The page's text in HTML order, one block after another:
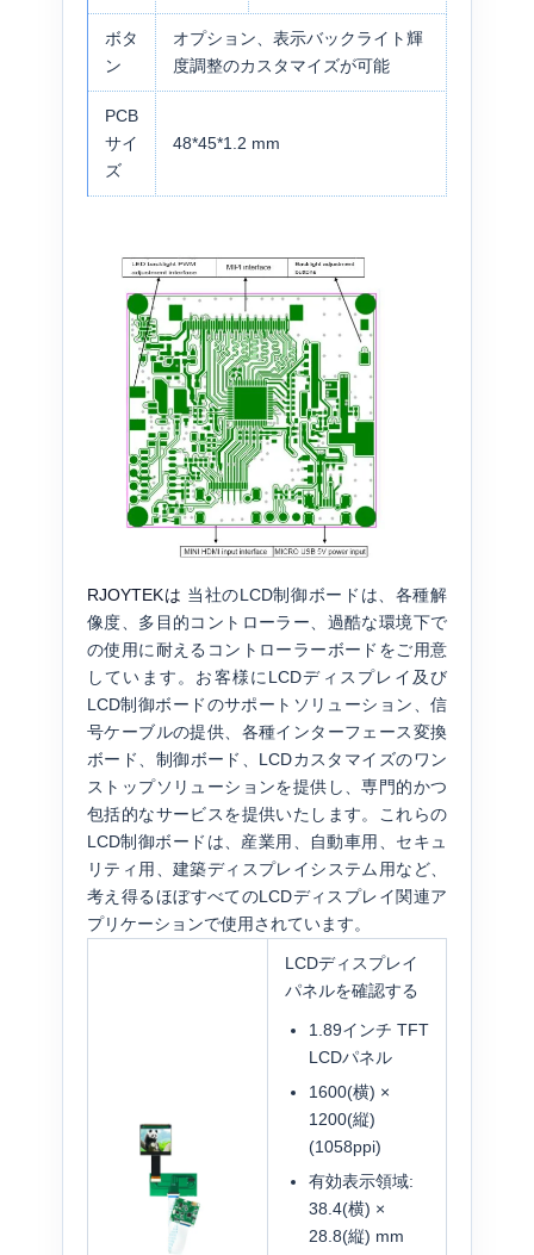
ボタ
ン
オプション、表示バックライト輝
度調整のカスタマイズが可能
PCB
サイ
ズ
48*45*1.2 mm
RJOYTEKは 当社のLCD制御ボードは、各種解
像度、多目的コントローラー、過酷な環境下で
の使用に耐えるコントローラーボードをご用意
しています。お客様にLCDディスプレイ及び
LCD制御ボードのサポートソリューション、信
号ケーブルの提供、各種インターフェース変換
ボード、制御ボード、LCDカスタマイズのワン
ストップソリューションを提供し、専門的かつ
包括的なサービスを提供いたします。これらの
LCD制御ボードは、産業用、自動車用、セキュ
リティ用、建築ディスプレイシステム用など、
考え得るほぼすべてのLCDディスプレイ関連ア
プリケーションで使用されています。
LCDディスプレイ
パネルを確認する
1.89インチ TFT
LCDパネル
1600(横) ×
1200(縦)
(1058ppi)
有効表示領域:
38.4(横) ×
28.8(縦) mm